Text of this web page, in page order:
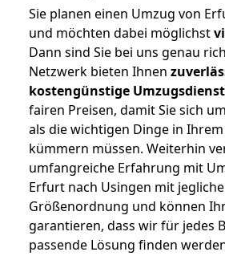
Sie planen einen Umzug von
und möchten dabei möglichst
Dann sind Sie bei uns genau
Netzwerk bieten Ihnen
kostengünstige
fairen Preisen, damit Sie sich
als die wichtigen Dinge in
kümmern müssen. Weiterhin
umfangreiche Erfahrung mit
Erfurt nach Usingen mit
Größenordnung und können
garantieren, dass wir für jedes
passende Lösung finden